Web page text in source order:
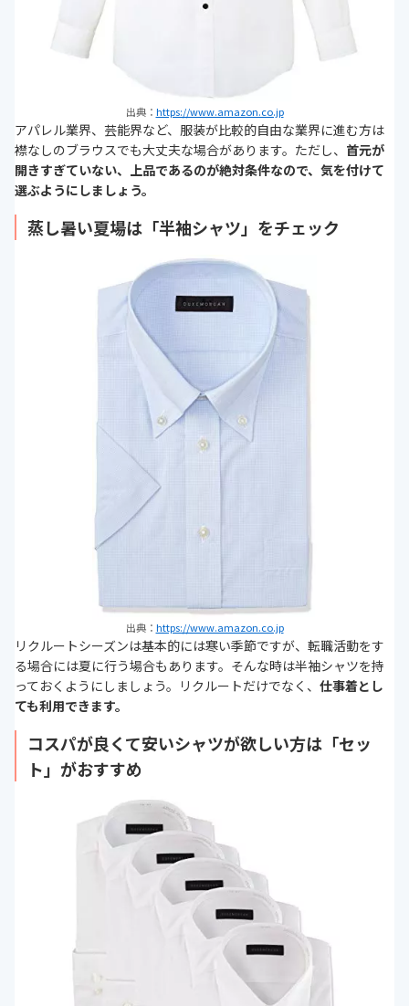
出典： https://www.amazon.co.jp
アパレル業界、芸能界など、服装が比較的自由な業界に進む方は
襟なしのブラウスでも大丈夫な場合があります。ただし、 首元が
開きすぎていない、上品であるのが絶対条件なので、気を付けて
選ぶようにしましょう。
蒸し暑い夏場は「半袖シャツ」をチェック
出典： https://www.amazon.co.jp
リクルートシーズンは基本的には寒い季節ですが、転職活動をす
る場合には夏に行う場合もあります。そんな時は半袖シャツを持
っておくようにしましょう。リクルートだけでなく、 仕事着とし
ても利用できます。
コスパが良くて安いシャツが欲しい方は「セッ
ト」がおすすめ